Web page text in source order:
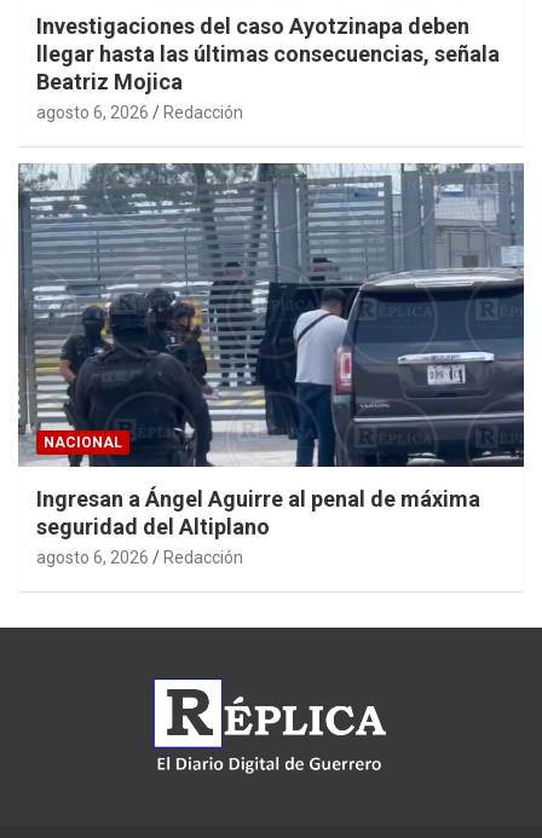
Investigaciones del caso Ayotzinapa deben
llegar hasta las últimas consecuencias, señala
Beatriz Mojica
agosto 6, 2026 Redacción
NACIONAL
Ingresan a Ángel Aguirre al penal de máxima
seguridad del Altiplano
agosto 6, 2026 Redacción